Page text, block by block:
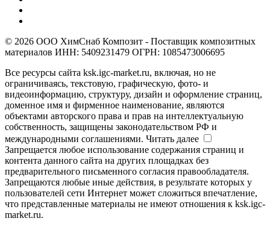
© 2026 ООО ХимСнаб Композит - Поставщик композитных
материалов ИНН: 5409231479 ОГРН: 1085473006695
Все ресурсы сайта ksk.igc-market.ru, включая, но не
ограничиваясь, текстовую, графическую, фото- и
видеоинформацию, структуру, дизайн и оформление страниц,
доменное имя и фирменное наименование, являются
объектами авторского права и прав на интеллектуальную
собственность, защищены законодательством РФ и
международными соглашениями. Читать далее
Запрещается любое использование содержания страниц и
контента данного сайта на других площадках без
предварительного письменного согласия правообладателя.
Запрещаются любые иные действия, в результате которых у
пользователей сети Интернет может сложиться впечатление,
что представленные материалы не имеют отношения к ksk.igc-
market.ru.